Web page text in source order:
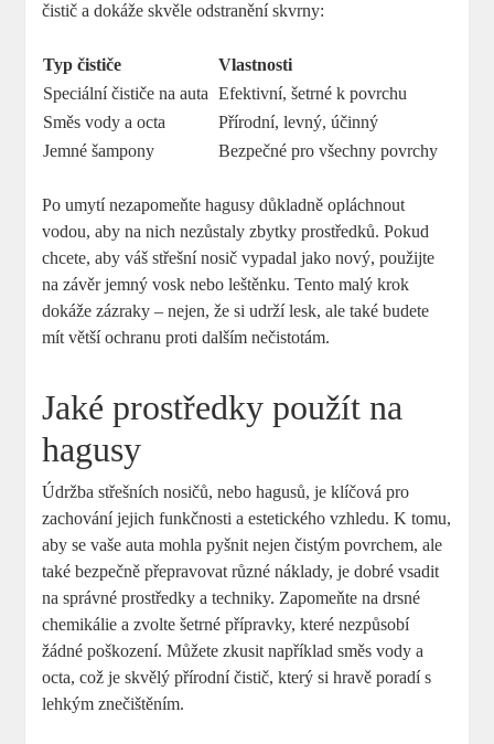
čistič a dokáže skvěle odstranění skvrny:
Typ čističe
Vlastnosti
Speciální čističe na auta
Efektivní, šetrné k povrchu
Směs vody a octa
Přírodní, levný, účinný
Jemné šampony
Bezpečné pro všechny povrchy
Po umytí nezapomeňte hagusy důkladně opláchnout
vodou, aby na nich nezůstaly zbytky prostředků. Pokud
chcete, aby váš střešní nosič vypadal jako nový, použijte
na závěr jemný vosk nebo leštěnku. Tento malý krok
dokáže zázraky – nejen, že si udrží lesk, ale také budete
mít větší ochranu proti dalším nečistotám.
Jaké prostředky použít na
hagusy
Údržba střešních nosičů, nebo hagusů, je klíčová pro
zachování jejich funkčnosti a estetického vzhledu. K tomu,
aby se vaše auta mohla pyšnit nejen čistým povrchem, ale
také bezpečně přepravovat různé náklady, je dobré vsadit
na správné prostředky a techniky. Zapomeňte na drsné
chemikálie a zvolte šetrné přípravky, které nezpůsobí
žádné poškození. Můžete zkusit například směs vody a
octa, což je skvělý přírodní čistič, který si hravě poradí s
lehkým znečištěním.